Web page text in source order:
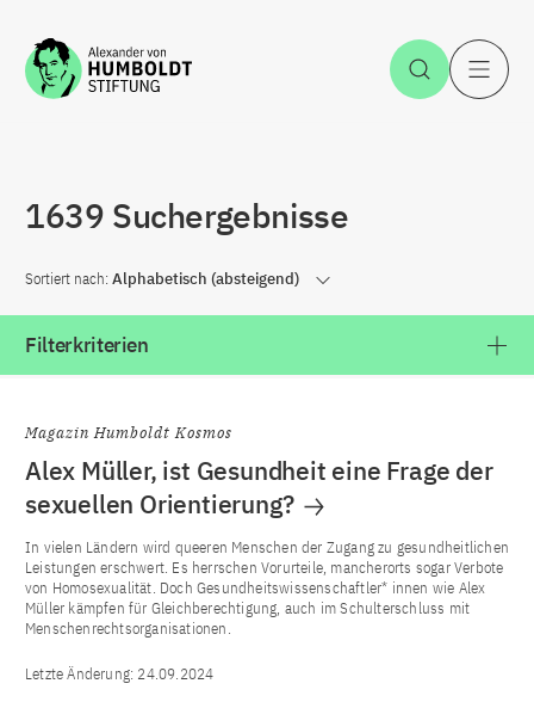
Zum Inhalt springen Suche
1639 Suchergebnisse
Sortiert nach: Alphabetisch (absteigend)
Filterkriterien
Magazin Humboldt Kosmos
Alex Müller, ist Gesundheit eine Frage der
sexuellen Orientierung?
In vielen Ländern wird queeren Menschen der Zugang zu gesundheitlichen
Leistungen erschwert. Es herrschen Vorurteile, mancherorts sogar Verbote
von Homosexualität. Doch Gesundheitswissenschaftler* innen wie Alex
Müller kämpfen für Gleichberechtigung, auch im Schulterschluss mit
Menschenrechtsorganisationen.
Letzte Änderung: 24.09.2024